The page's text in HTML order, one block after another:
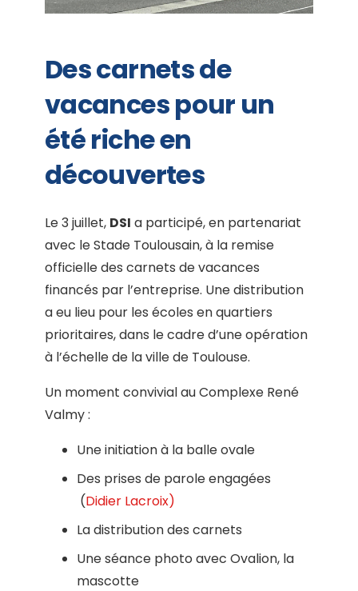
Des carnets de
vacances pour un
été riche en
découvertes
Le 3 juillet, DSI a participé, en partenariat
avec le Stade Toulousain, à la remise
officielle des carnets de vacances
financés par l’entreprise. Une distribution
a eu lieu pour les écoles en quartiers
prioritaires, dans le cadre d’une opération
à l’échelle de la ville de Toulouse.
Un moment convivial au Complexe René
Valmy :
Une initiation à la balle ovale
Des prises de parole engagées
(Didier Lacroix)
La distribution des carnets
Une séance photo avec Ovalion, la
mascotte